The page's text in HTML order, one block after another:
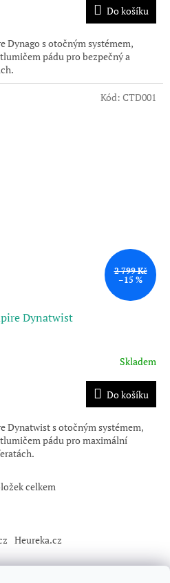
Do košíku
Dynago s otočným systémem,
pádu pro bezpečný a
2 799 Kč
–15 %
Dynatwist
Skladem
Do košíku
Dynatwist s otočným systémem,
pádu pro maximální
Kód: CTD001
O
d
a
c
celkem
Heureka.cz